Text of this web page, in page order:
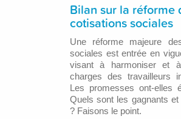
Bilan sur la réforme
cotisations sociales
Une réforme majeure
sociales est entrée en
visant à harmoniser et
charges des travailleurs
Les promesses ont-elles
Quels sont les gagnants
? Faisons le point.